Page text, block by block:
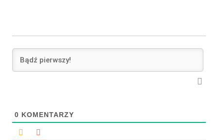
0 KOMENTARZY